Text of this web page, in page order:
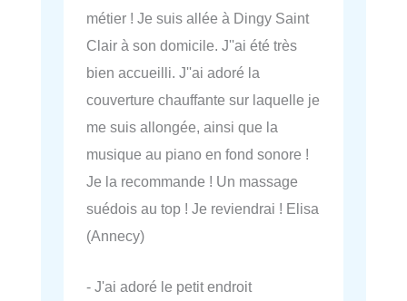
métier ! Je suis allée à Dingy Saint
Clair à son domicile. J''ai été très
bien accueilli. J''ai adoré la
couverture chauffante sur laquelle je
me suis allongée, ainsi que la
musique au piano en fond sonore !
Je la recommande ! Un massage
suédois au top ! Je reviendrai ! Elisa
(Annecy)
- J'ai adoré le petit endroit